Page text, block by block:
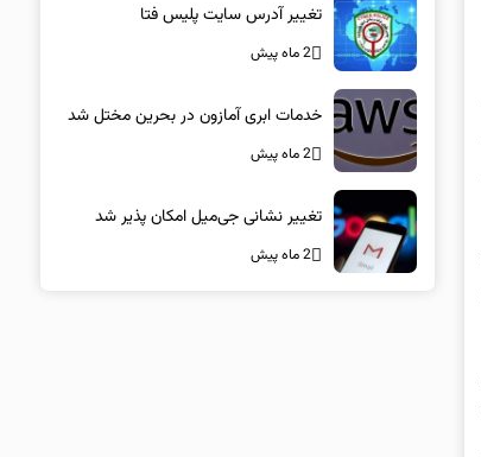
تغییر آدرس سایت پلیس فتا
2 ماه پیش
خدمات ابری آمازون در بحرین مختل شد
2 ماه پیش
تغییر نشانی جی‌میل امکان پذیر شد
2 ماه پیش